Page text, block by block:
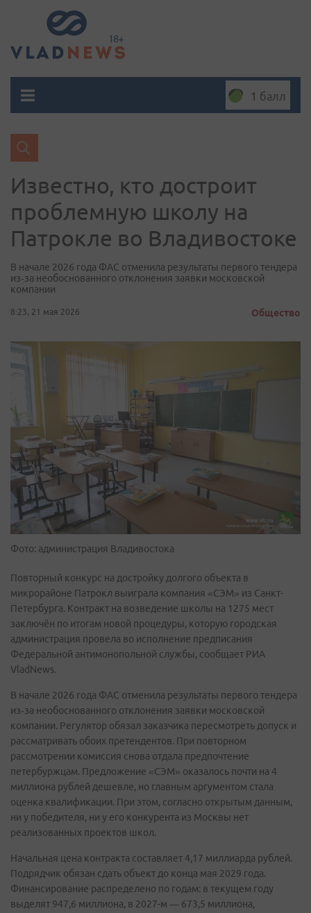
1 балл
Известно, кто достроит
проблемную школу на
Патрокле во Владивостоке
В начале 2026 года ФАС отменила результаты первого тендера
из‑за необоснованного отклонения заявки московской
компании
8:23, 21 мая 2026 Общество
Фото: администрация Владивостока
Повторный конкурс на достройку долгого объекта в
микрорайоне Патрокл выиграла компания «СЭМ» из Санкт-
Петербурга. Контракт на возведение школы на 1275 мест
заключён по итогам новой процедуры, которую городская
администрация провела во исполнение предписания
Федеральной антимонопольной службы, сообщает РИА
VladNews.
В начале 2026 года ФАС отменила результаты первого тендера
из‑за необоснованного отклонения заявки московской
компании. Регулятор обязал заказчика пересмотреть допуск и
рассматривать обоих претендентов. При повторном
рассмотрении комиссия снова отдала предпочтение
петербуржцам. Предложение «СЭМ» оказалось почти на 4
миллиона рублей дешевле, но главным аргументом стала
оценка квалификации. При этом, согласно открытым данным,
ни у победителя, ни у его конкурента из Москвы нет
реализованных проектов школ.
Начальная цена контракта составляет 4,17 миллиарда рублей.
Подрядчик обязан сдать объект до конца мая 2029 года.
Финансирование распределено по годам: в текущем году
выделят 947,6 миллиона, в 2027-м — 673,5 миллиона,